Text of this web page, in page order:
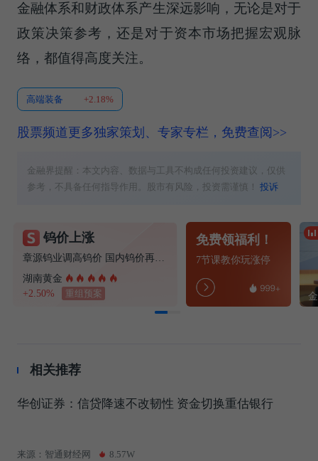
金融体系和财政体系产生深远影响，无论是对于
政策决策参考，还是对于资本市场把握宏观脉
络，都值得高度关注。
高端装备 +2.18%
股票频道更多独家策划、专家专栏，免费查阅>>
金融界提醒：本文内容、数据与工具不构成任何投资建议，仅供
参考，不具备任何指导作用。股市有风险，投资需谨慎！投诉
钨价上涨
湖南黄金
+2.50%
重组预案
免费领福利！
7节课教你玩涨停
相关推荐
华创证券：信贷降速不改韧性 资金切换重估银行
来源：智通财经网 8.57W